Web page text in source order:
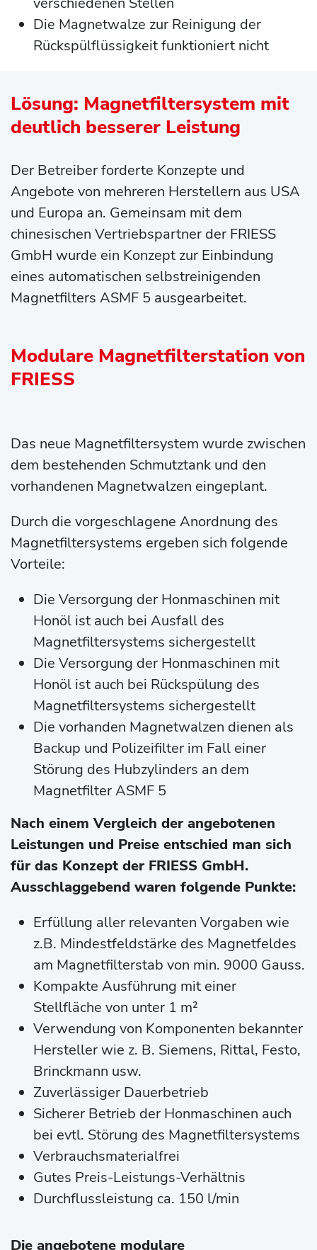
Die Magnetwalze zur Reinigung der
Rückspülflüssigkeit funktioniert nicht
Lösung: Magnetfiltersystem mit
deutlich besserer Leistung
Der Betreiber forderte Konzepte und
Angebote von mehreren Herstellern aus USA
und Europa an. Gemeinsam mit dem
chinesischen Vertriebspartner der FRIESS
GmbH wurde ein Konzept zur Einbindung
eines automatischen selbstreinigenden
Magnetfilters ASMF 5 ausgearbeitet.
Modulare Magnetfilterstation von
FRIESS
Das neue Magnetfiltersystem wurde zwischen
dem bestehenden Schmutztank und den
vorhandenen Magnetwalzen eingeplant.
Durch die vorgeschlagene Anordnung des
Magnetfiltersystems ergeben sich folgende
Vorteile:
Die Versorgung der Honmaschinen mit
Honöl ist auch bei Ausfall des
Magnetfiltersystems sichergestellt
Die Versorgung der Honmaschinen mit
Honöl ist auch bei Rückspülung des
Magnetfiltersystems sichergestellt
Die vorhanden Magnetwalzen dienen als
Backup und Polizeifilter im Fall einer
Störung des Hubzylinders an dem
Magnetfilter ASMF 5
Nach einem Vergleich der angebotenen
Leistungen und Preise entschied man sich
für das Konzept der FRIESS GmbH.
Ausschlaggebend waren folgende Punkte:
Erfüllung aller relevanten Vorgaben wie
z.B. Mindestfeldstärke des Magnetfeldes
am Magnetfilterstab von min. 9000 Gauss.
Kompakte Ausführung mit einer
Stellfläche von unter 1 m²
Verwendung von Komponenten bekannter
Hersteller wie z. B. Siemens, Rittal, Festo,
Brinckmann usw.
Zuverlässiger Dauerbetrieb
Sicherer Betrieb der Honmaschinen auch
bei evtl. Störung des Magnetfiltersystems
Verbrauchsmaterialfrei
Gutes Preis-Leistungs-Verhältnis
Durchflussleistung ca. 150 l/min
Die angebotene modulare